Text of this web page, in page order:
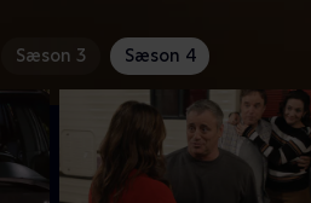
Sæson 3 Sæson 4